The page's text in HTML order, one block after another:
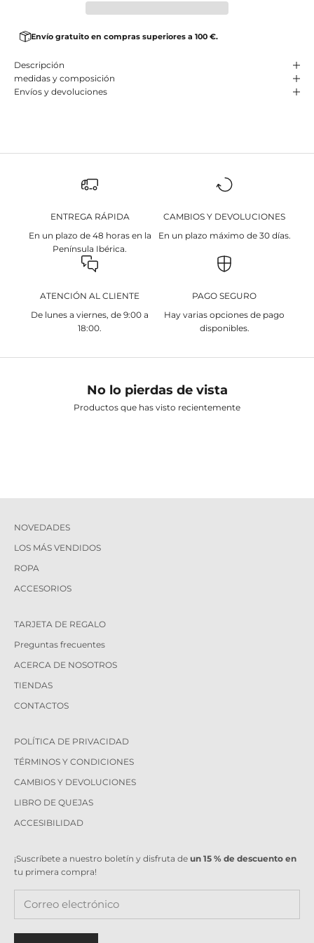
Envío gratuito en compras superiores a 100 €.
Descripción
medidas y composición
Envíos y devoluciones
ENTREGA RÁPIDA
En un plazo de 48 horas en la
Península Ibérica.
CAMBIOS Y DEVOLUCIONES
En un plazo máximo de 30 días.
ATENCIÓN AL CLIENTE
De lunes a viernes, de 9:00 a
18:00.
PAGO SEGURO
Hay varias opciones de pago
disponibles.
No lo pierdas de vista
Productos que has visto recientemente
NOVEDADES
LOS MÁS VENDIDOS
ROPA
ACCESORIOS
TARJETA DE REGALO
Preguntas frecuentes
ACERCA DE NOSOTROS
TIENDAS
CONTACTOS
POLÍTICA DE PRIVACIDAD
TÉRMINOS Y CONDICIONES
CAMBIOS Y DEVOLUCIONES
LIBRO DE QUEJAS
ACCESIBILIDAD
¡Suscríbete a nuestro boletín y disfruta de un 15 % de descuento en
tu primera compra!